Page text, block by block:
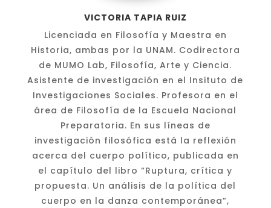
VICTORIA TAPIA RUIZ
Licenciada en Filosofía y Maestra en
Historia, ambas por la UNAM. Codirectora
de MUMO Lab, Filosofía, Arte y Ciencia.
Asistente de investigación en el Insituto de
Investigaciones Sociales. Profesora en el
área de Filosofía de la Escuela Nacional
Preparatoria. En sus líneas de
investigación filosófica está la reflexión
acerca del cuerpo político, publicada en
el capítulo del libro “Ruptura, crítica y
propuesta. Un análisis de la política del
cuerpo en la danza contemporánea”,